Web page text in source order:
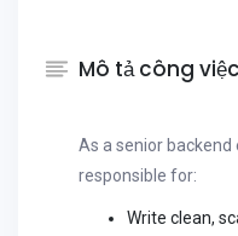
Mô tả công việc
As a senior backend
responsible for:
Write clean,